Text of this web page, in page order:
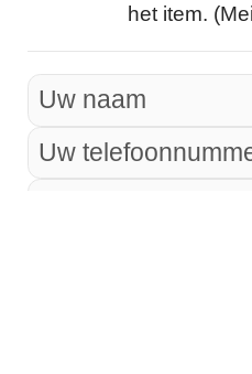
het item.